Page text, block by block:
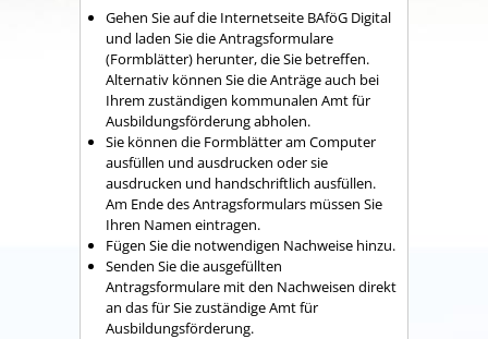
Gehen Sie auf die Internetseite BAföG Digital
und laden Sie die Antragsformulare
(Formblätter) herunter, die Sie betreffen.
Alternativ können Sie die Anträge auch bei
Ihrem zuständigen kommunalen Amt für
Ausbildungsförderung abholen.
Sie können die Formblätter am Computer
ausfüllen und ausdrucken oder sie
ausdrucken und handschriftlich ausfüllen.
Am Ende des Antragsformulars müssen Sie
Ihren Namen eintragen.
Fügen Sie die notwendigen Nachweise hinzu.
Senden Sie die ausgefüllten
Antragsformulare mit den Nachweisen direkt
an das für Sie zuständige Amt für
Ausbildungsförderung.